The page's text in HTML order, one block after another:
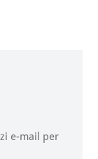
e-mail per